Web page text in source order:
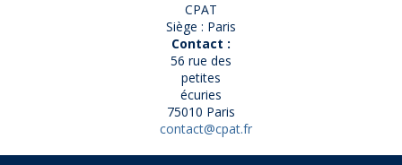
CPAT
Siège : Paris
Contact :
56 rue des
petites
écuries
75010 Paris
contact@cpat.fr